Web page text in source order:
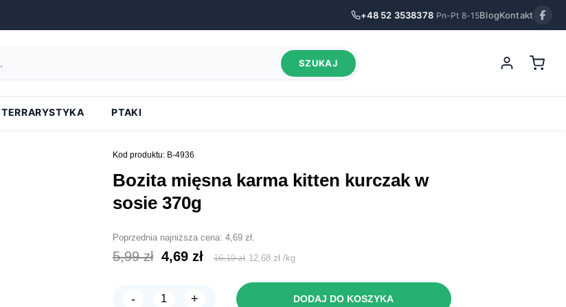
+48 52 3538378 Pn-Pt 8-15BlogKontakt
SZUKAJ
TERRARYSTYKA PTAKI
Kod produktu: B-4936
bozita mięsna karma kitten kurczak w
sosie 370g
Poprzednia najniższa cena: 4,69 zł.
5,99zł Pierwotna
wynosiła:
4,69 złAktualna
wynosi:
16,19zł 12,68 zł /kg
-
ilość
+ DODAJ DO KOSZYKA